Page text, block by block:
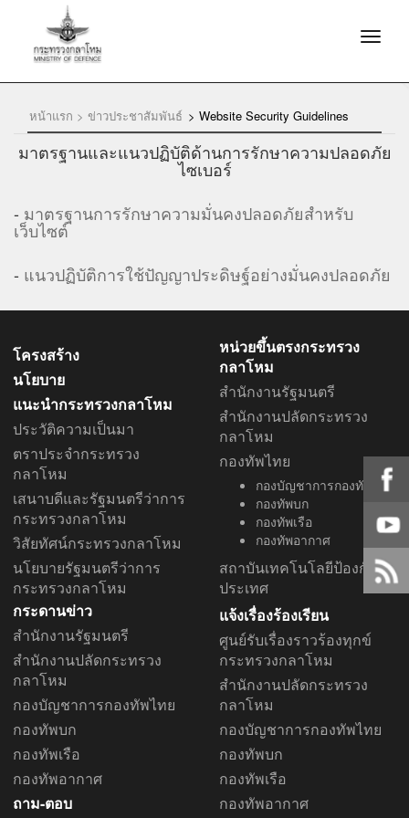
หน้าแรก > ข่าวประชาสัมพันธ์ > Website Security Guidelines
มาตรฐานและแนวปฏิบัติด้านการรักษาความปลอดภัย
ไซเบอร์
- มาตรฐานการรักษาความมั่นคงปลอดภัยสำหรับ
เว็บไซต์
- แนวปฏิบัติการใช้ปัญญาประดิษฐ์อย่างมั่นคงปลอดภัย
โครงสร้าง
นโยบาย
แนะนำกระทรวงกลาโหม
ประวัติความเป็นมา
ตราประจำกระทรวง
กลาโหม
เสนาบดีและรัฐมนตรีว่าการ
กระทรวงกลาโหม
วิสัยทัศน์กระทรวงกลาโหม
นโยบายรัฐมนตรีว่าการ
กระทรวงกลาโหม
หน่วยขึ้นตรงกระทรวง
กลาโหม
สำนักงานรัฐมนตรี
สำนักงานปลัดกระทรวง
กลาโหม
กองทัพไทย
กองบัญชาการกองทัพไทย
กองทัพบก
กองทัพเรือ
กองทัพอากาศ
สถาบันเทคโนโลยีป้องกัน
ประเทศ
กระดานข่าว
สำนักงานรัฐมนตรี
สำนักงานปลัดกระทรวง
กลาโหม
กองบัญชาการกองทัพไทย
กองทัพบก
กองทัพเรือ
กองทัพอากาศ
ถาม-ตอบ
แจ้งเรื่องร้องเรียน
ศูนย์รับเรื่องราวร้องทุกข์
กระทรวงกลาโหม
สำนักงานปลัดกระทรวง
กลาโหม
กองบัญชาการกองทัพไทย
กองทัพบก
กองทัพเรือ
กองทัพอากาศ